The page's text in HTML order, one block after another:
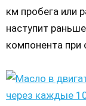
км пробега или
наступит
компонента при